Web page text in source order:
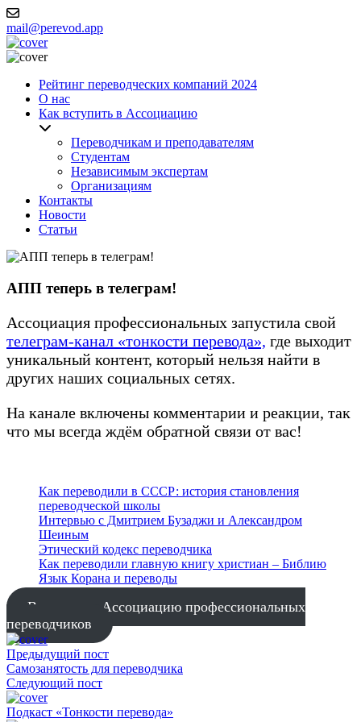
mail@perevod.app
Рейтинг переводческих компаний 2024
О нас
Как вступить в Ассоциацию
Переводчикам и преподавателям
Студентам
Независимым экспертам
Организациям
Контакты
Новости
Статьи
АПП теперь в телеграм!
Ассоциация профессиональных запустила свой
телеграм-канал «тонкости перевода», где выходит
уникальный контент, который нельзя найти в
других наших социальных сетях.
На канале включены комментарии и реакции, так
что мы всегда ждём обратной связи от вас!
Как переводили в СССР: история становления
переводческой школы
Интервью с Дмитрием Бузаджи и Александром
Шеиным
Этический кодекс переводчика
Как переводили главную книгу христиан – Библию
Язык Корана и переводы
Вступить в Ассоциацию профессиональных
переводчиков
Предыдущий пост
Самозанятость для переводчика
Следующий пост
Подкаст «Тонкости перевода»